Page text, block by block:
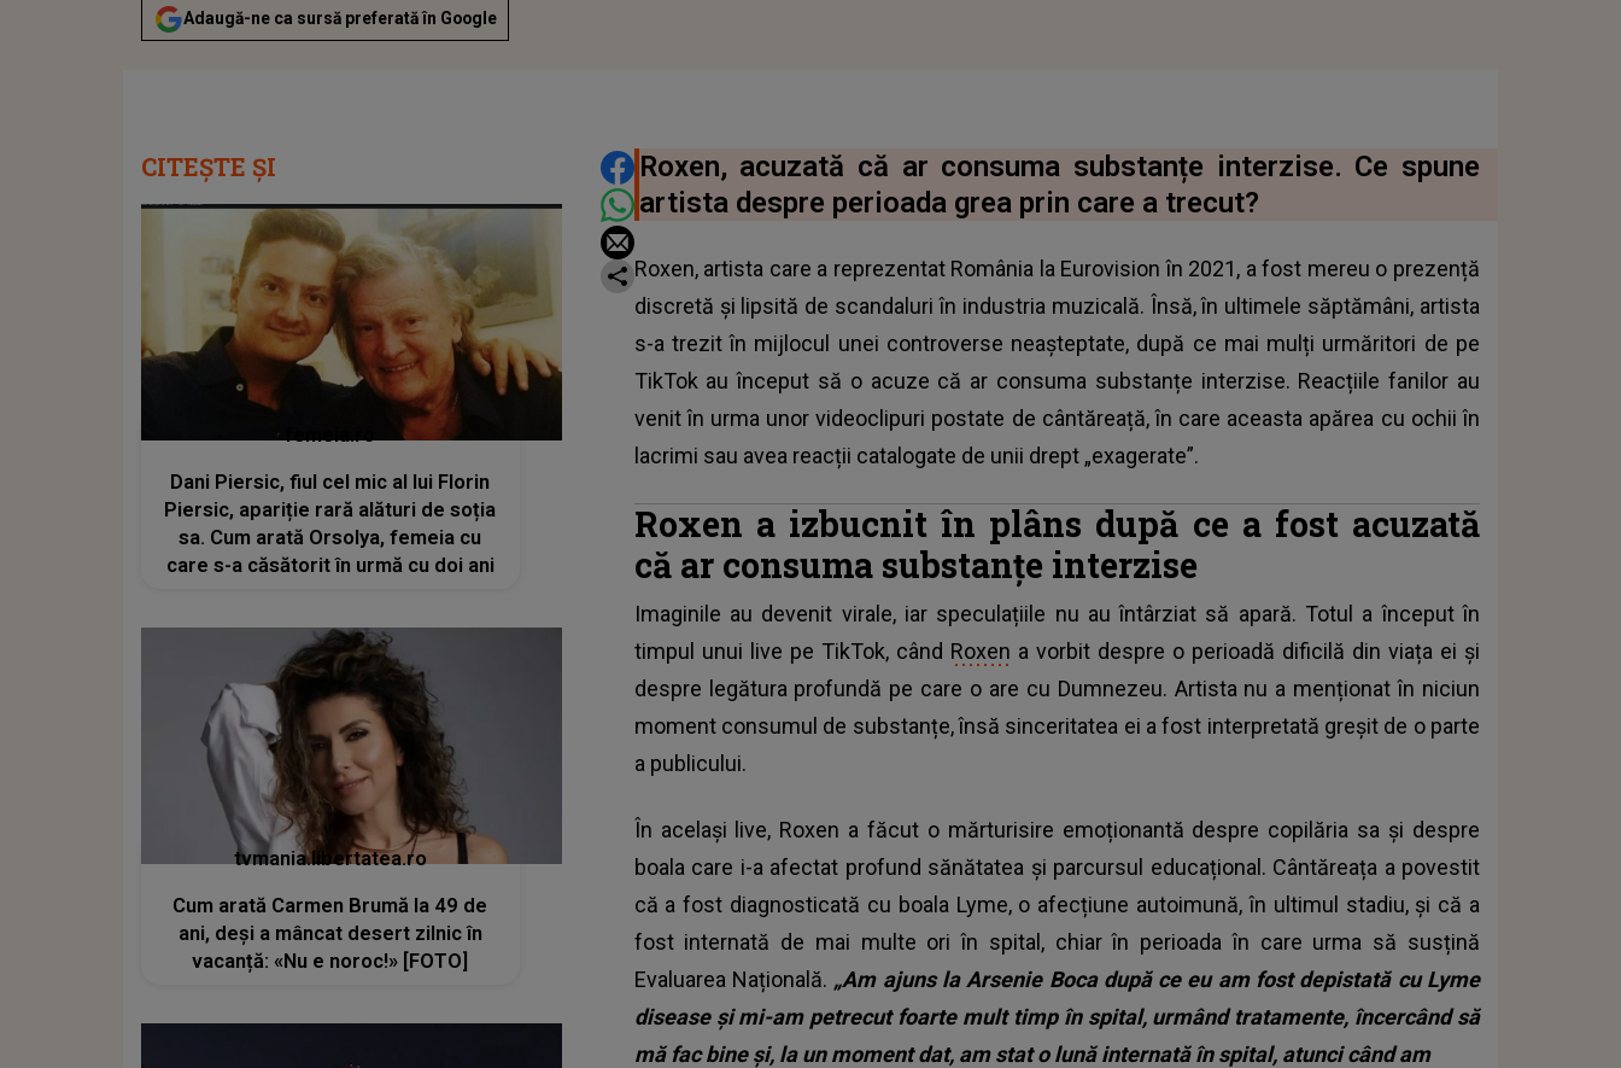
Adaugă-ne ca sursă preferată în Google
DISTRIBUIE ARTICOLUL
Roxen, acuzată că ar consuma substanțe interzise. Ce spune
artista despre perioada grea prin care a trecut?
Roxen, artista care a reprezentat România la Eurovision în 2021, a fost mereu o prezență
discretă și lipsită de scandaluri în industria muzicală. Însă, în ultimele săptămâni, artista
s-a trezit în mijlocul unei controverse neașteptate, după ce mai mulți urmăritori de pe
TikTok au început să o acuze că ar consuma substanțe interzise. Reacțiile fanilor au
venit în urma unor videoclipuri postate de cântăreață, în care aceasta apărea cu ochii în
lacrimi sau avea reacții catalogate de unii drept „exagerate”.
Roxen a izbucnit în plâns după ce a fost acuzată
că ar consuma substanțe interzise
Imaginile au devenit virale, iar speculațiile nu au întârziat să apară. Totul a început în
timpul unui live pe TikTok, când Roxen a vorbit despre o perioadă dificilă din viața ei și
despre legătura profundă pe care o are cu Dumnezeu. Artista nu a menționat în niciun
moment consumul de substanțe, însă sinceritatea ei a fost interpretată greșit de o parte
a publicului.
În același live, Roxen a făcut o mărturisire emoționantă despre copilăria sa și despre
boala care i-a afectat profund sănătatea și parcursul educațional. Cântăreața a povestit
că a fost diagnosticată cu boala Lyme, o afecțiune autoimună, în ultimul stadiu, și că a
fost internată de mai multe ori în spital, chiar în perioada în care urma să susțină
Evaluarea Națională. „Am ajuns la Arsenie Boca după ce eu am fost depistată cu Lyme
disease și mi-am petrecut foarte mult timp în spital, urmând tratamente, încercând să
mă fac bine și, la un moment dat, am stat o lună internată în spital, atunci când am
CITEȘTE ȘI
femeia.ro
Dani Piersic, fiul cel mic al lui Florin
Piersic, apariție rară alături de soția
sa. Cum arată Orsolya, femeia cu
care s-a căsătorit în urmă cu doi ani
tvmania.libertatea.ro
Cum arată Carmen Brumă la 49 de
ani, deși a mâncat desert zilnic în
vacanță: «Nu e noroc!» [FOTO]